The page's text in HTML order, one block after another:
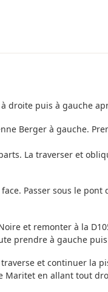
droite puis à gauche
Berger à gauche.
La traverser et
Passer sous le pont
et remonter à la
prendre à gauche
et continuer la
Maritet en allant tout